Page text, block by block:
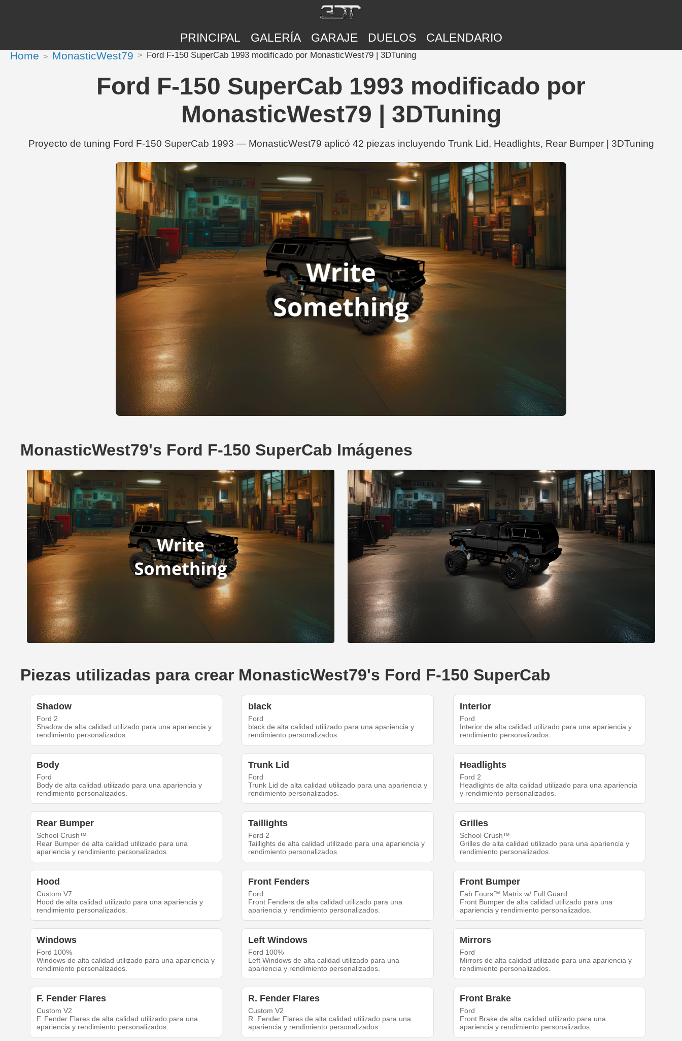
PRINCIPAL GALERÍA GARAJE DUELOS CALENDARIO
Home MonasticWest79 Ford F-150 SuperCab 1993 modificado por MonasticWest79 | 3DTuning
Ford F-150 SuperCab 1993 modificado por
MonasticWest79 | 3DTuning
Proyecto de tuning Ford F-150 SuperCab 1993 — MonasticWest79 aplicó 42 piezas incluyendo Trunk Lid, Headlights, Rear Bumper | 3DTuning
MonasticWest79's Ford F-150 SuperCab Imágenes
Piezas utilizadas para crear MonasticWest79's Ford F-150 SuperCab
Shadow
Ford 2
Shadow de alta calidad utilizado para una apariencia y
rendimiento personalizados.
black
Ford
black de alta calidad utilizado para una apariencia y
rendimiento personalizados.
Interior
Ford
Interior de alta calidad utilizado para una apariencia y
rendimiento personalizados.
Body
Ford
Body de alta calidad utilizado para una apariencia y
rendimiento personalizados.
Trunk Lid
Ford
Trunk Lid de alta calidad utilizado para una apariencia y
rendimiento personalizados.
Headlights
Ford 2
Headlights de alta calidad utilizado para una apariencia
y rendimiento personalizados.
Rear Bumper
School Crush™
Rear Bumper de alta calidad utilizado para una
apariencia y rendimiento personalizados.
Taillights
Ford 2
Taillights de alta calidad utilizado para una apariencia y
rendimiento personalizados.
Grilles
School Crush™
Grilles de alta calidad utilizado para una apariencia y
rendimiento personalizados.
Hood
Custom V7
Hood de alta calidad utilizado para una apariencia y
rendimiento personalizados.
Front Fenders
Ford
Front Fenders de alta calidad utilizado para una
apariencia y rendimiento personalizados.
Front Bumper
Fab Fours™ Matrix w/ Full Guard
Front Bumper de alta calidad utilizado para una
apariencia y rendimiento personalizados.
Windows
Ford 100%
Windows de alta calidad utilizado para una apariencia y
rendimiento personalizados.
Left Windows
Ford 100%
Left Windows de alta calidad utilizado para una
apariencia y rendimiento personalizados.
Mirrors
Ford
Mirrors de alta calidad utilizado para una apariencia y
rendimiento personalizados.
F. Fender Flares
Custom V2
F. Fender Flares de alta calidad utilizado para una
apariencia y rendimiento personalizados.
R. Fender Flares
Custom V2
R. Fender Flares de alta calidad utilizado para una
apariencia y rendimiento personalizados.
Front Brake
Ford
Front Brake de alta calidad utilizado para una
apariencia y rendimiento personalizados.